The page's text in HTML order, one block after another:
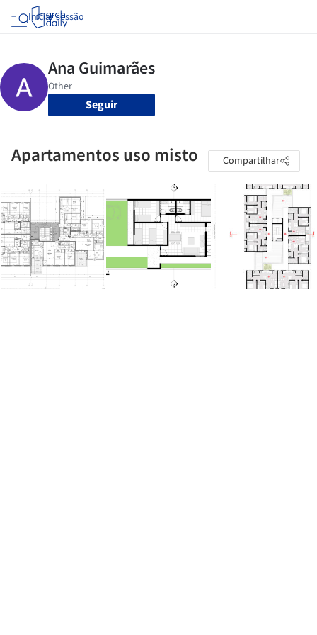
Iniciar sessão
Seguir
Apartamentos uso misto Compartilhar